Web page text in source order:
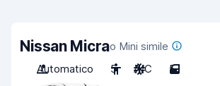
Nissan Micrao Mini simile
Automatico
5 A/C 5